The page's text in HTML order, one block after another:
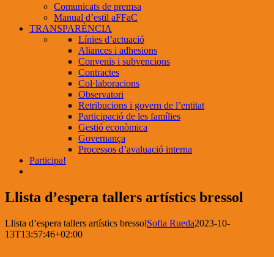
Comunicats de premsa
Manual d’estil aFFaC
TRANSPARÈNCIA
Línies d’actuació
Aliances i adhesions
Convenis i subvencions
Contractes
Col·laboracions
Observatori
Retribucions i govern de l’entitat
Participació de les famílies
Gestió econòmica
Governança
Processos d’avaluació interna
Participa!
Llista d’espera tallers artístics bressol
Llista d’espera tallers artístics bressolSofia Rueda2023-10-
13T13:57:46+02:00